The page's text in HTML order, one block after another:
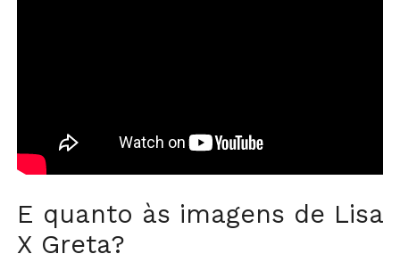
E quanto às imagens de Lisa
X Greta?